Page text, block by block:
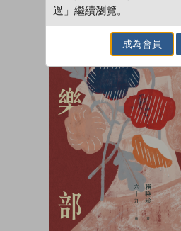
過」繼續瀏覽。
成為會員